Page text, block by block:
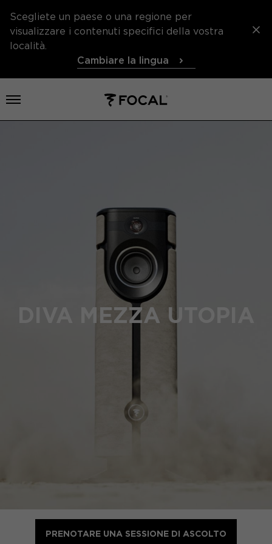
Scegliete un paese o una regione per
visualizzare i contenuti specifici della vostra
località.
Cambiare la lingua
Aprire il menu
DIVA MEZZA UTOPIA
PRENOTARE UNA SESSIONE DI ASCOLTO